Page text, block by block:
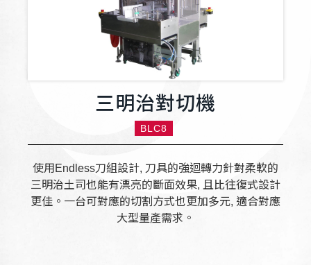
三明治對切機
BLC8
使用Endless刀組設計, 刀具的強迴轉力針對柔軟的
三明治土司也能有漂亮的斷面效果, 且比往復式設計
更佳。一台可對應的切割方式也更加多元, 適合對應
大型量產需求。